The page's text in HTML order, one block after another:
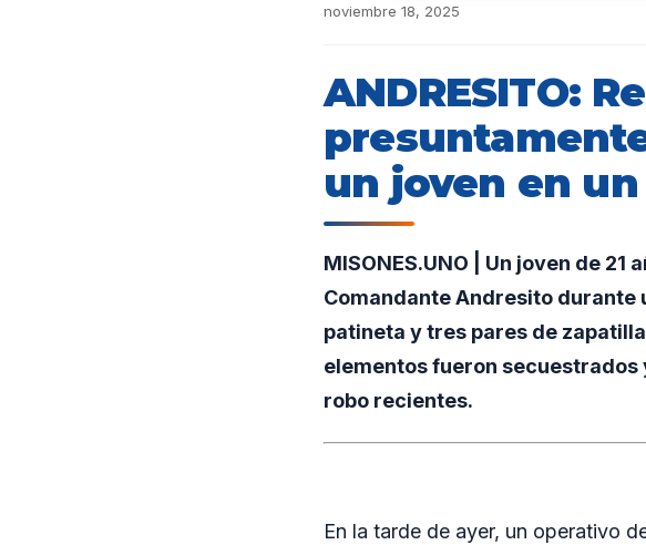
noviembre 18, 2025
ANDRESITO:
un joven en
MISONES.UNO | Un joven de
Comandante Andresito durante
patineta y tres pares de
elementos fueron secuestrados
robo recientes.
En la tarde de ayer, un operativo